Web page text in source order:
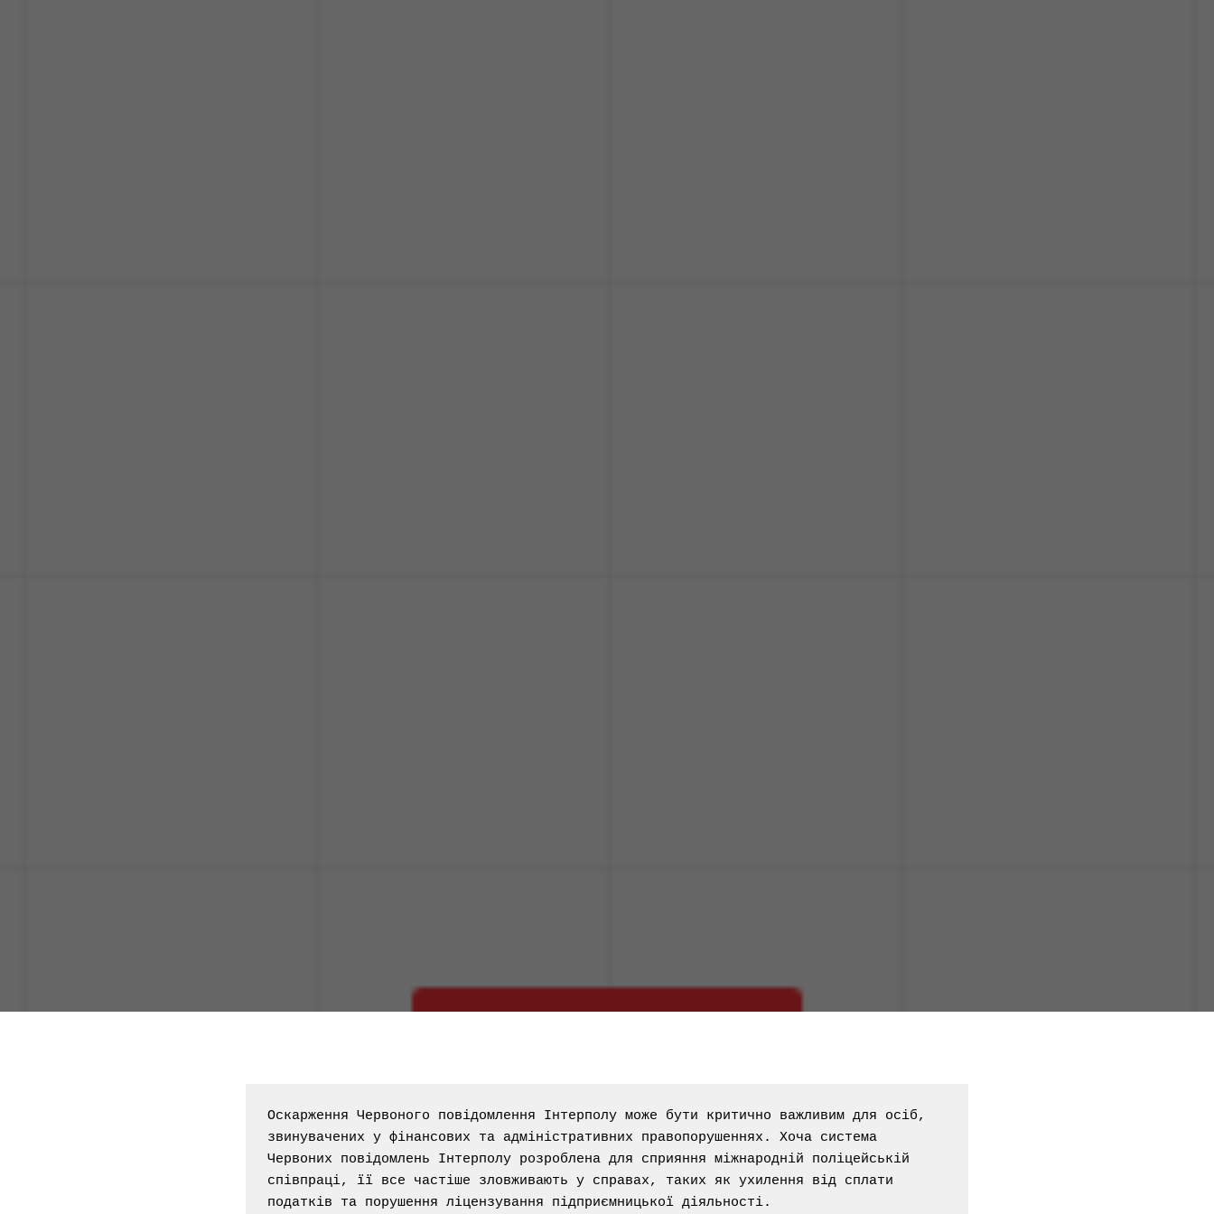
Оскарження Червоного повідомлення Інтерполу може бути критично важливим для осіб,
звинувачених у фінансових та адміністративних правопорушеннях. Хоча система
Червоних повідомлень Інтерполу розроблена для сприяння міжнародній поліцейській
співпраці, її все частіше зловживають у справах, таких як ухилення від сплати
податків та порушення ліцензування підприємницької діяльності.